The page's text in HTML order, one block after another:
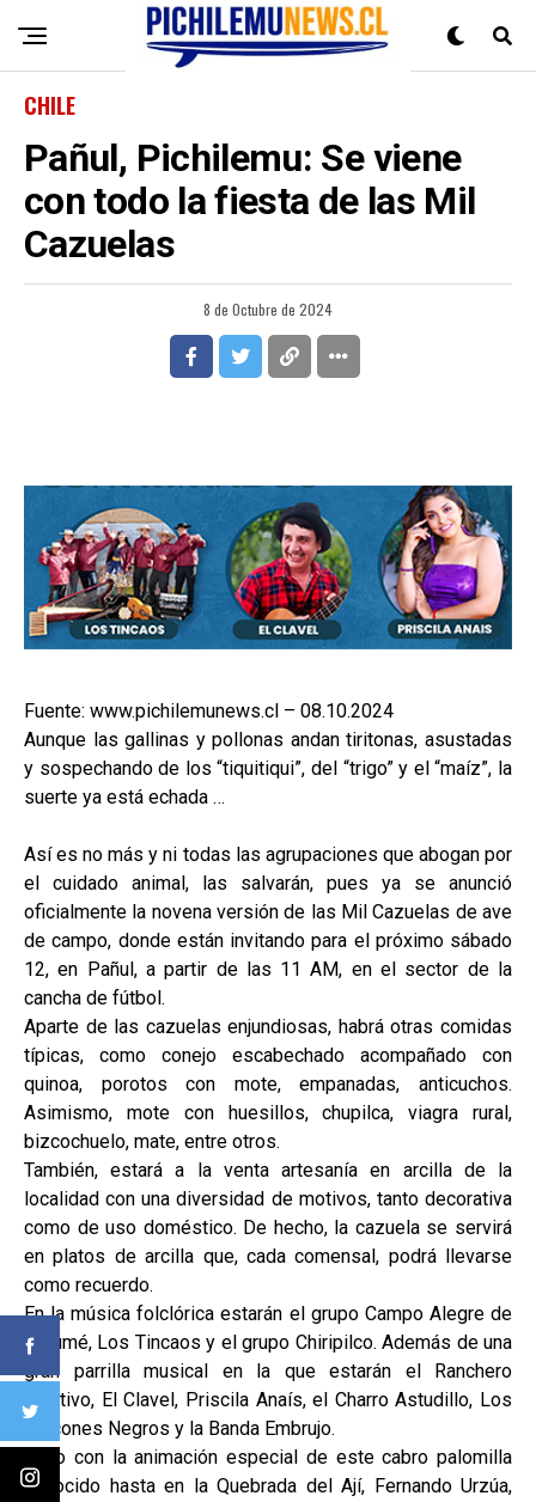
CHILE
Pañul, Pichilemu: Se viene
con todo la fiesta de las Mil
Cazuelas
8 de Octubre de 2024
Fuente: www.pichilemunews.cl – 08.10.2024
Aunque las gallinas y pollonas andan tiritonas, asustadas
y sospechando de los “tiquitiqui”, del “trigo” y el “maíz”, la
suerte ya está echada …
Así es no más y ni todas las agrupaciones que abogan por
el cuidado animal, las salvarán, pues ya se anunció
oficialmente la novena versión de las Mil Cazuelas de ave
de campo, donde están invitando para el próximo sábado
12, en Pañul, a partir de las 11 AM, en el sector de la
cancha de fútbol.
Aparte de las cazuelas enjundiosas, habrá otras comidas
típicas, como conejo escabechado acompañado con
quinoa, porotos con mote, empanadas, anticuchos.
Asimismo, mote con huesillos, chupilca, viagra rural,
bizcochuelo, mate, entre otros.
También, estará a la venta artesanía en arcilla de la
localidad con una diversidad de motivos, tanto decorativa
como de uso doméstico. De hecho, la cazuela se servirá
en platos de arcilla que, cada comensal, podrá llevarse
como recuerdo.
En la música folclórica estarán el grupo Campo Alegre de
Tanumé, Los Tincaos y el grupo Chiripilco. Además de una
gran parrilla musical en la que estarán el Ranchero
Fugitivo, El Clavel, Priscila Anaís, el Charro Astudillo, Los
Halcones Negros y la Banda Embrujo.
Todo con la animación especial de este cabro palomilla
conocido hasta en la Quebrada del Ají, Fernando Urzúa,